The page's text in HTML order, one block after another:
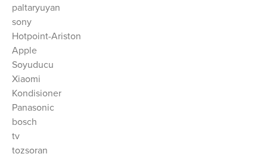
paltaryuyan
sony
Hotpoint-Ariston
Apple
Soyuducu
Xiaomi
Kondisioner
Panasonic
bosch
tv
tozsoran